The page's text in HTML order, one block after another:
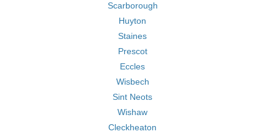
Scarborough
Huyton
Staines
Prescot
Eccles
Wisbech
Sint Neots
Wishaw
Cleckheaton